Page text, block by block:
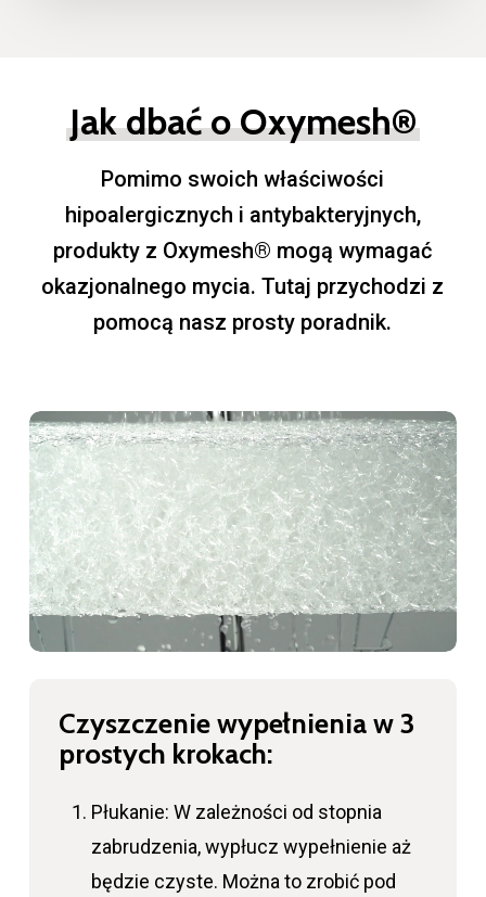
Jak dbać o Oxymesh®
Pomimo swoich właściwości
hipoalergicznych i antybakteryjnych,
produkty z Oxymesh® mogą wymagać
okazjonalnego mycia. Tutaj przychodzi z
pomocą nasz prosty poradnik.
Czyszczenie wypełnienia w 3
prostych krokach:
Płukanie: W zależności od stopnia
zabrudzenia, wypłucz wypełnienie aż
będzie czyste. Można to zrobić pod